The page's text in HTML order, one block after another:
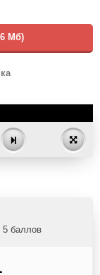
Мб)
5 баллов